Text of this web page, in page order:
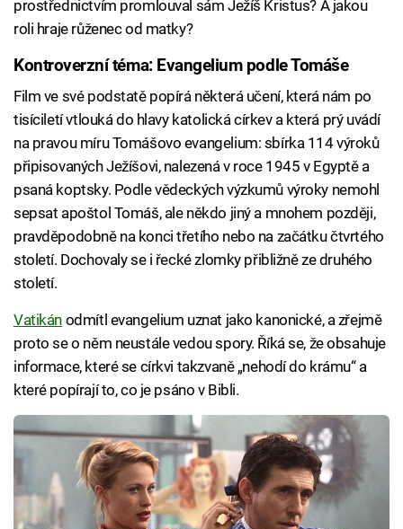
prostřednictvím promlouval sám Ježíš Kristus? A jakou
roli hraje růženec od matky?
Kontroverzní téma: Evangelium podle Tomáše
Film ve své podstatě popírá některá učení, která nám po
tisíciletí vtlouká do hlavy katolická církev a která prý uvádí
na pravou míru Tomášovo evangelium: sbírka 114 výroků
připisovaných Ježíšovi, nalezená v roce 1945 v Egyptě a
psaná koptsky. Podle vědeckých výzkumů výroky nemohl
sepsat apoštol Tomáš, ale někdo jiný a mnohem později,
pravděpodobně na konci třetího nebo na začátku čtvrtého
století. Dochovaly se i řecké zlomky přibližně ze druhého
století.
Vatikán odmítl evangelium uznat jako kanonické, a zřejmě
proto se o něm neustále vedou spory. Říká se, že obsahuje
informace, které se církvi takzvaně „nehodí do krámu“ a
které popírají to, co je psáno v Bibli.